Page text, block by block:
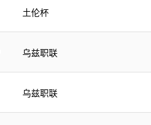
土伦杯
乌兹职联
乌兹职联